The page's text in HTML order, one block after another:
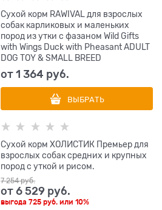
Сухой корм RAWIVAL для взрослых
собак карликовых и маленьких
пород из утки с фазаном Wild Gifts
with Wings Duck with Pheasant ADULT
DOG TOY & SMALL BREED
от1 364 руб.
ВЫБРАТЬ
Сухой корм ХОЛИСТИК Премьер для
взрослых собак средних и крупных
пород с уткой и рисом.
7 254 руб.
от6 529 руб.
выгода725 руб. или10%